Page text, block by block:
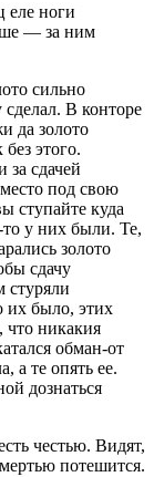
еле ноги
— за ним
сильно
сделал. В конторе
да золото
этого.
за сдачей
под свою
ступайте куда
то у них были. Те,
золото
сдачу
стуряли
их было, этих
что никакия
обман-от
а те опять ее.
дознаться
честью. Видят,
потешится.